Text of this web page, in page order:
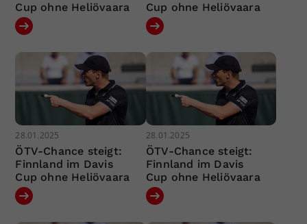
Cup ohne Heliövaara
Cup ohne Heliövaara
28.01.2025
ÖTV-Chance steigt:
Finnland im Davis
Cup ohne Heliövaara
28.01.2025
ÖTV-Chance steigt:
Finnland im Davis
Cup ohne Heliövaara